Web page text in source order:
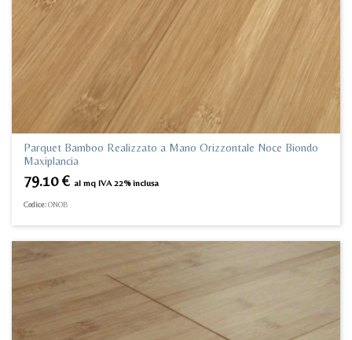
Parquet Bamboo Realizzato a Mano Orizzontale Noce Biondo
Maxiplancia
79.10€ al mq IVA 22% inclusa
Codice:ONOB